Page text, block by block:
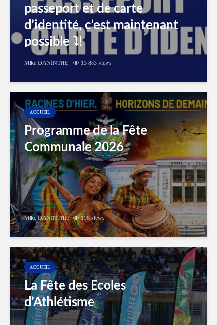
passeport et de carte
d’identité, c’est maintenant
possible ⤵️!
Mike DANINTHE 13 883 views
ACCUEIL
Programme de la Fête
Communale 2026
Mike DANINTHE 198 views
ACCUEIL
La Fête des Ecoles
d’Athlétisme